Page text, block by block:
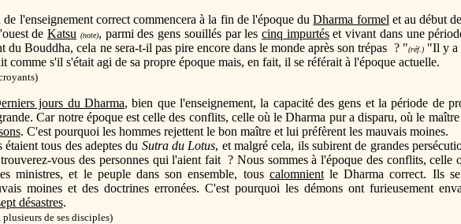
l'enseignement correct commencera à la fin de l'époque duDharma formel et au début
deKatsu (note), parmi des gens souillés par les cinq impurtéset vivant dans une
Bouddha, cela ne sera-t-il pas pire encore dans le monde après son trépas ? "(réf.)"Il y a
comme s'il s'était agi de sa propre époque mais, en fait, il se référait à l'époque actuelle.
jours du Dharma, bien que l'enseignement, la capacité des gens et la période de
Car notre époque est celle des conflits, celle où le Dharma pur a disparu, où le
. C'est pourquoi les hommes rejettent le bon maître et lui préfèrent les mauvais moines.
tous des adeptes du Sutra du Lotus, et malgré cela, ils subirent de grandes
vous des personnes qui l'aient fait ? Nous sommes à l'époque des conflits, celle
ministres, et le peuple dans son ensemble, tous calomnientle Dharma correct. Ils se
moines et des doctrines erronées. C'est pourquoi les démons ont furieusement
désastres.
plusieurs de ses disciples)